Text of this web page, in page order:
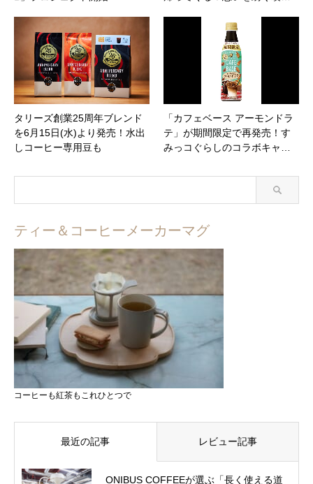
タリーズ創業25周年ブレンド
を6月15日(水)より発売！水出
しコーヒー専用豆も
「カフェベース アーモンドラ
テ」が期間限定で再発売！す
みっコぐらしのコラボキャ…
ティー＆コーヒーメーカーマグ
コーヒーも紅茶もこれひとつで
最近の記事 レビュー記事
ONIBUS COFFEEが選ぶ「長く使える道